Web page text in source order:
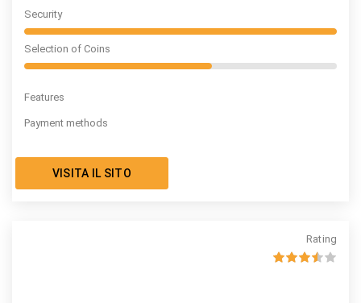
Security
Selection of Coins
Features
Payment methods
VISITA IL SITO
Rating